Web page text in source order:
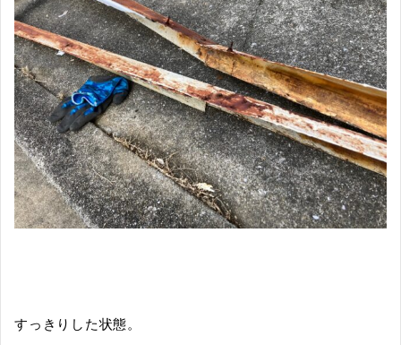
すっきりした状態。